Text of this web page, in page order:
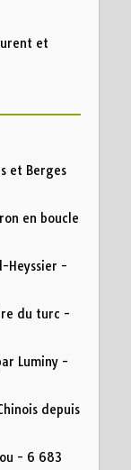
et
et Berges
en boucle
Heyssier -
du turc -
Luminy-
depuis
- 6 683